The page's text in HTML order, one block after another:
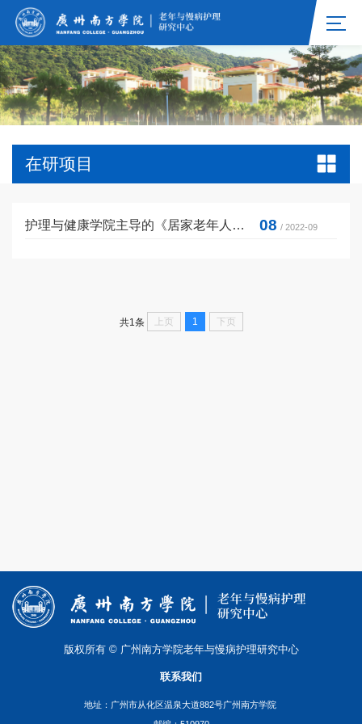
在研项目
护理与健康学院主导的《居家老年人整合照护管理规范》获广东省地方标准立项 08 / 2022-09
共1条 上页 1 下页
版权所有 © 广州南方学院老年与慢病护理研究中心
联系我们
地址：广州市从化区温泉大道882号广州南方学院